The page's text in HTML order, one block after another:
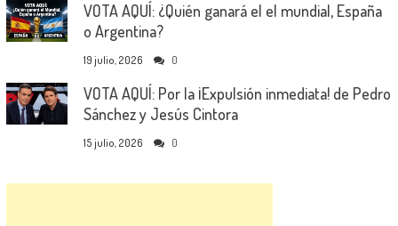
VOTA AQUÍ: ¿Quién ganará el el mundial, España
o Argentina?
19 julio, 2026 0
VOTA AQUÍ: Por la ¡Expulsión inmediata! de Pedro
Sánchez y Jesús Cintora
15 julio, 2026 0